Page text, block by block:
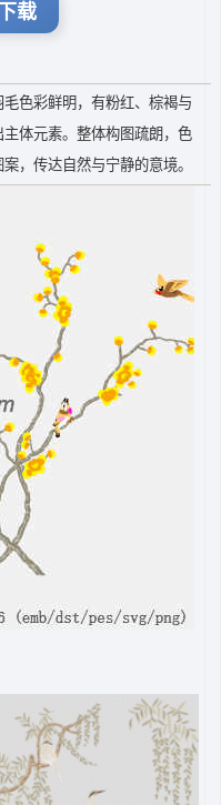
载
色彩鲜明，有粉红、棕褐与
体元素。整体构图疏朗，色
，传达自然与宁静的意境。